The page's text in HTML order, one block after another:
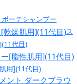
ボーテシャンプー
ス
代目)
用](11代目)